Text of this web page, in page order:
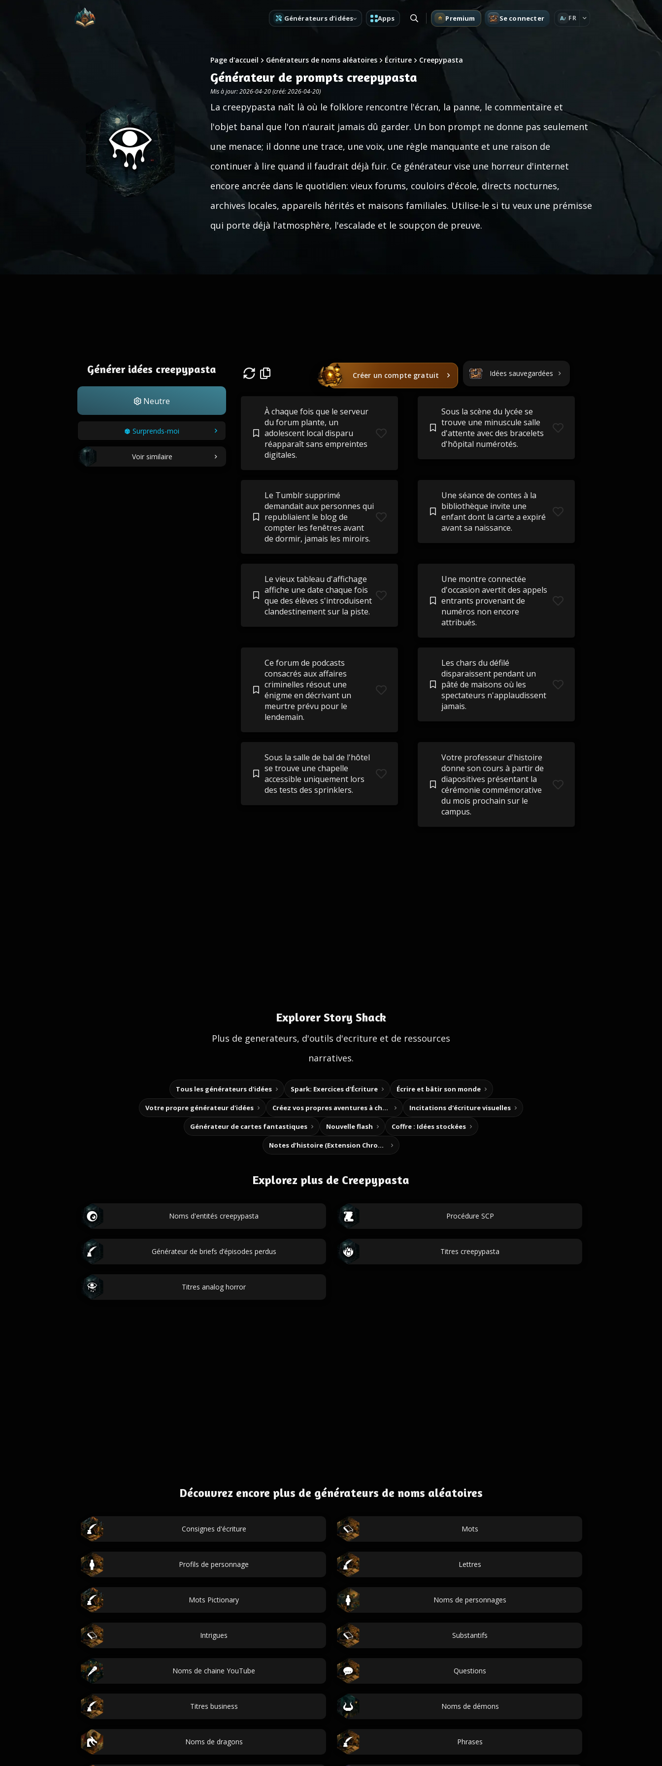
Générateurs d’idées Apps Premium Se connecter A FR
Page d'accueil Générateurs de noms aléatoires Écriture Creepypasta
Générateur de prompts creepypasta
Mis à jour: 2026-04-20 (créé: 2026-04-20)
La creepypasta naît là où le folklore rencontre l'écran, la panne, le commentaire et
l'objet banal que l'on n'aurait jamais dû garder. Un bon prompt ne donne pas seulement
une menace; il donne une trace, une voix, une règle manquante et une raison de
continuer à lire quand il faudrait déjà fuir. Ce générateur vise une horreur d'internet
encore ancrée dans le quotidien: vieux forums, couloirs d'école, directs nocturnes,
archives locales, appareils hérités et maisons familiales. Utilise-le si tu veux une prémisse
qui porte déjà l'atmosphère, l'escalade et le soupçon de preuve.
Générer idées creepypasta
Neutre
Surprends-moi
Voir similaire
Créer un compte gratuit Idées sauvegardées
À chaque fois que le serveur
du forum plante, un
adolescent local disparu
réapparaît sans empreintes
digitales.
Sous la scène du lycée se
trouve une minuscule salle
d'attente avec des bracelets
d'hôpital numérotés.
Le Tumblr supprimé
demandait aux personnes qui
republiaient le blog de
compter les fenêtres avant
de dormir, jamais les miroirs.
Une séance de contes à la
bibliothèque invite une
enfant dont la carte a expiré
avant sa naissance.
Le vieux tableau d'affichage
affiche une date chaque fois
que des élèves s'introduisent
clandestinement sur la piste.
Une montre connectée
d'occasion avertit des appels
entrants provenant de
numéros non encore
attribués.
Ce forum de podcasts
consacrés aux affaires
criminelles résout une
énigme en décrivant un
meurtre prévu pour le
lendemain.
Les chars du défilé
disparaissent pendant un
pâté de maisons où les
spectateurs n'applaudissent
jamais.
Sous la salle de bal de l'hôtel
se trouve une chapelle
accessible uniquement lors
des tests des sprinklers.
Votre professeur d'histoire
donne son cours à partir de
diapositives présentant la
cérémonie commémorative
du mois prochain sur le
campus.
Explorer Story Shack
Plus de generateurs, d'outils d'ecriture et de ressources
narratives.
Tous les générateurs d'idées Spark: Exercices d'Écriture Écrire et bâtir son monde
Votre propre générateur d'idées Créez vos propres aventures à choix Incitations d'écriture visuelles
Générateur de cartes fantastiques Nouvelle flash Coffre : Idées stockées
Notes d’histoire (Extension Chrome)
Explorez plus de Creepypasta
Noms d'entités creepypasta Procédure SCP
Générateur de briefs d’épisodes perdus Titres creepypasta
Titres analog horror
Découvrez encore plus de générateurs de noms aléatoires
Consignes d'écriture Mots
Profils de personnage Lettres
Mots Pictionary Noms de personnages
Intrigues Substantifs
Noms de chaine YouTube Questions
Titres business Noms de démons
Noms de dragons Phrases